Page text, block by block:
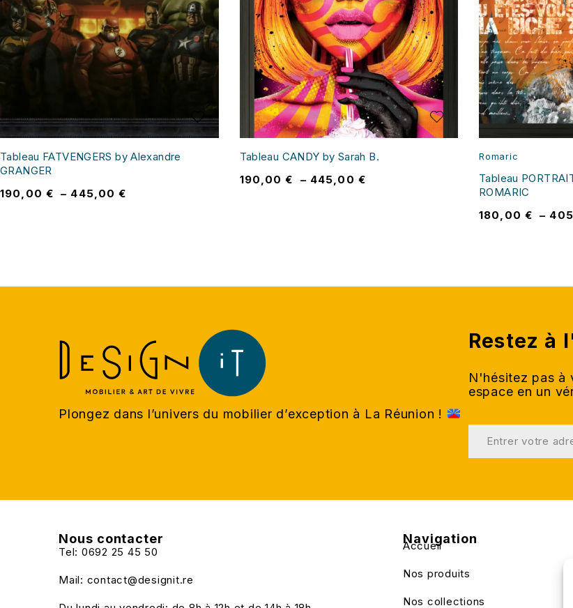
Tableau FATVENGERS by Alexandre
GRANGER
190,00 € – 445,00€
Tableau CANDY by Sarah B.
190,00€ – 445,00 €
Romaric
Tableau
ROMARIC
180,00 € –
Plongez dans l’univers du mobilier d’exception à La Réunion !
Restez à
N'hésitez pas à
espace en un
Nous contacter
Tel: 0692 25 45 50
Mail: contact@designit.re
Navigation
Accueil
Nos produits
Nos collections